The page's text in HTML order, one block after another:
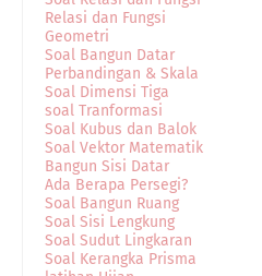
Relasi dan Fungsi
Geometri
Soal Bangun Datar
Perbandingan & Skala
Soal Dimensi Tiga
soal Tranformasi
Soal Kubus dan Balok
Soal Vektor Matematik
Bangun Sisi Datar
Ada Berapa Persegi?
Soal Bangun Ruang
Soal Sisi Lengkung
Soal Sudut Lingkaran
Soal Kerangka Prisma